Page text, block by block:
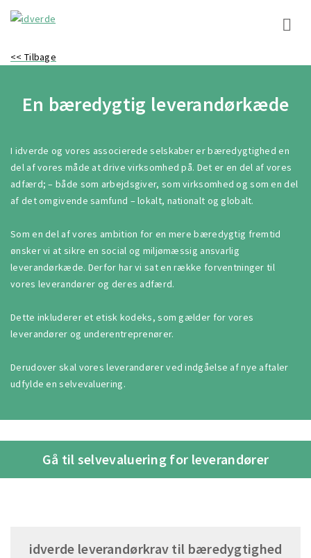
<< Tilbage
En bæredygtig leverandørkæde
I idverde og vores associerede selskaber er bæredygtighed en
del af vores måde at drive virksomhed på. Det er en del af vores
adfærd; – både som arbejdsgiver, som virksomhed og som en del
af det omgivende samfund – lokalt, nationalt og globalt.
Som en del af vores ambition for en mere bæredygtig fremtid
ønsker vi at sikre en social og miljømæssig ansvarlig
leverandørkæde. Derfor har vi sat en række forventninger til
vores leverandører og deres adfærd.
Dette inkluderer et etisk kodeks, som gælder for vores
leverandører og underentreprenører.
Derudover skal vores leverandører ved indgåelse af nye aftaler
udfylde en selvevaluering.
Gå til selvevaluering for leverandører
idverde leverandørkrav til bæredygtighed